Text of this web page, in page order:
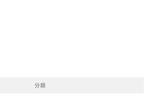
分類